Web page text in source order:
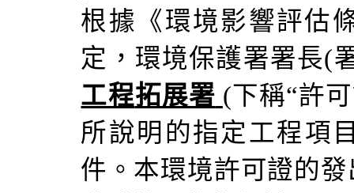
根據《環境影響評估
定，環境保護署署長(
工程拓展署 (下稱“許
所說明的指定工程項
件。 本環境許可證的